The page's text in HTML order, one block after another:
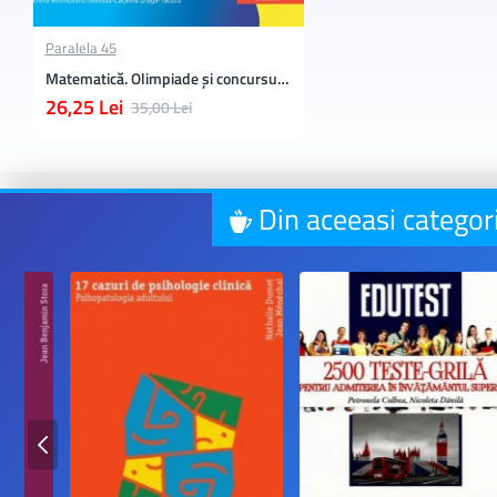
Paralela 45
Matematică. Olimpiade şi concursuri şcolare 2025. Clasele 4-6
26,25 Lei 35,00 Lei
Din aceeasi